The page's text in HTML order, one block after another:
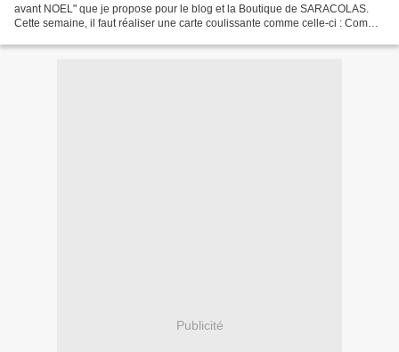
avant NOEL" que je propose pour le blog et la Boutique de SARACOLAS.
Cette semaine, il faut réaliser une carte coulissante comme celle-ci : Comme
Publicité